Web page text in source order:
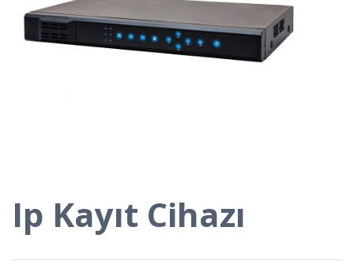
Ip Kayıt Cihazı